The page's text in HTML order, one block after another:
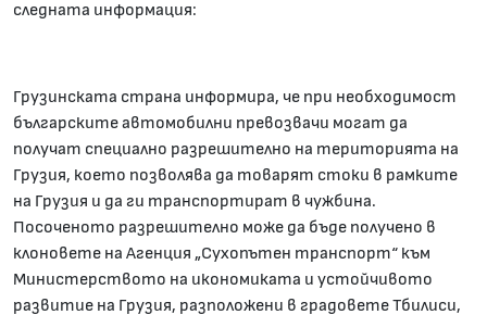
следната информация:
Грузинската страна информира, че при необходимост
българските автомобилни превозвачи могат да
получат специално разрешително на територията на
Грузия, което позволява да товарят стоки в рамките
на Грузия и да ги транспортират в чужбина.
Посоченото разрешително може да бъде получено в
клоновете на Агенция „Сухопътен транспорт“ към
Министерството на икономиката и устойчивото
развитие на Грузия, разположени в градовете Тбилиси,